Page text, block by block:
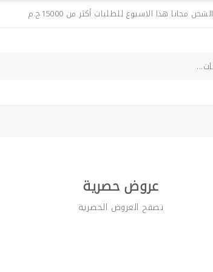
الشحن مجانا هذا الاسبوع للطلبات أكثر من 15000ج.م
عروض حصرية
تصقح العروض الحصرية